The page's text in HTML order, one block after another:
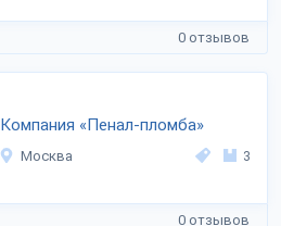
0 отзывов
Компания «Пенал-пломба»
Москва 3
0 отзывов